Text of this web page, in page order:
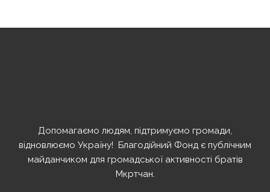
Допомагаємо людям, підтримуємо громади,
відновлюємо Україну! ️ Благодійний Фонд є публічним
майданчиком для громадської активності братів
Мкртчан.